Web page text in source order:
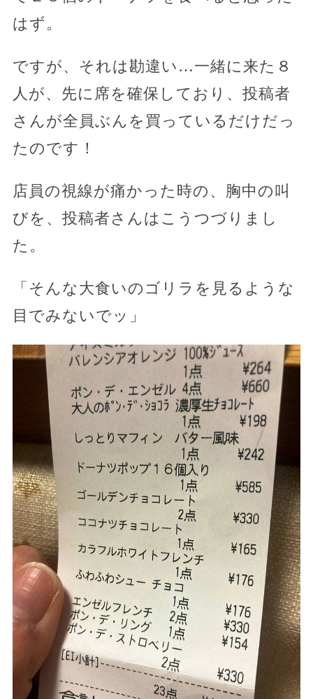
はず。
ですが、それは勘違い…一緒に来た８
人が、先に席を確保しており、投稿者
さんが全員ぶんを買っているだけだっ
たのです！
店員の視線が痛かった時の、胸中の叫
びを、投稿者さんはこうつづりまし
た。
「そんな大食いのゴリラを見るような
目でみないでッ」